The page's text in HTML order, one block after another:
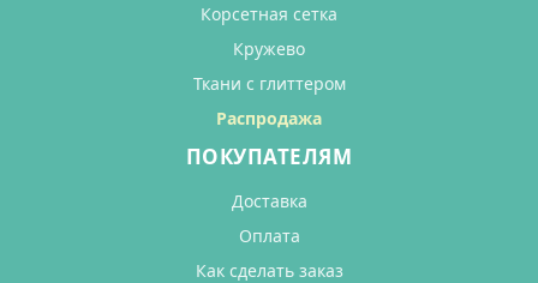
Корсетная сетка
Кружево
Ткани с глиттером
Распродажа
ПОКУПАТЕЛЯМ
Доставка
Оплата
Как сделать заказ